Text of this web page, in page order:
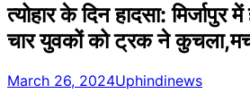
त्योहार के दिन हादसा: मिर्जापुर
चार युवकों को ट्रक ने
March 26, 2024Uphindinews